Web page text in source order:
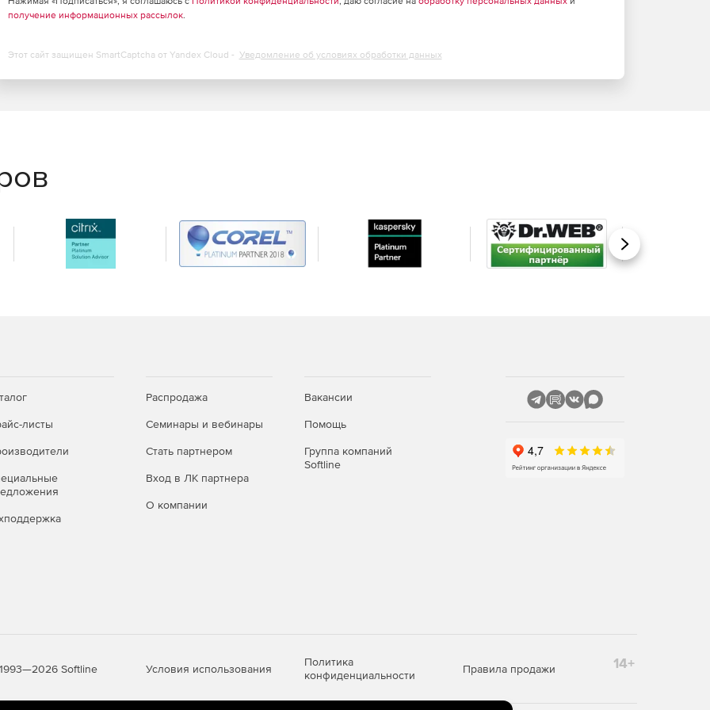
SMS-сообщений через устройство на день, месяц,
SMS-сообщений в одно, если оно было разбито
сообщения на несколько частей (max 254), которые
получение информационных рассылок.
Этот сайт защищен SmartCaptcha от Yandex Cloud - Уведомление об условиях обработки данных
Вперед
листы
Распродажа
Семинары и вебинары
Стать партнером
Вход в ЛК партнера
О компании
Вакансии
Помощь
Группа компаний
Softline
Softline Условия использования
Политика
конфиденциальности
Правила продажи 14+